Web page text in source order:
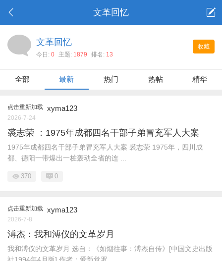
文革回忆
收藏
文革回忆
今日: 0 主题: 1879 排名: 13
全部 最新 热门 热帖 精华
点击重新加载 xyma123
2026-7-24
裘志荣 ：1975年成都四名干部子弟冒充军人大案
1975年成都四名干部子弟冒充军人大案 裘志荣 1975年，四川成
都、德阳一带爆出一桩轰动全省的连 ...
370 0
点击重新加载 xyma123
2026-7-8
溥杰：我和溥仪的文革岁月
我和溥仪的文革岁月 选自：《如烟往事：溥杰自传》[中国文史出版